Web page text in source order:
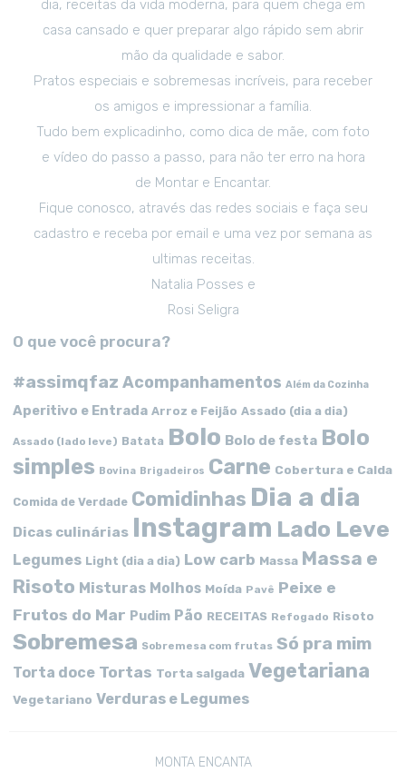
dia, receitas da vida moderna, para quem chega em
casa cansado e quer preparar algo rápido sem abrir
mão da qualidade e sabor.
Pratos especiais e sobremesas incríveis, para receber
os amigos e impressionar a família.
Tudo bem explicadinho, como dica de mãe, com foto
e vídeo do passo a passo, para não ter erro na hora
de Montar e Encantar.
Fique conosco, através das redes sociais e faça seu
cadastro e receba por email e uma vez por semana as
ultimas receitas.
Natalia Posses e
Rosi Seligra
O que você procura?
#assimqfaz Acompanhamentos Além da Cozinha
Aperitivo e Entrada Arroz e Feijão Assado (dia a dia)
Assado (lado leve) Batata Bolo Bolo de festa Bolo
simples Bovina Brigadeiros Carne Cobertura e Calda
Comida de Verdade Comidinhas Dia a dia
Dicas culinárias Instagram Lado Leve
Legumes Light (dia a dia) Low carb Massa Massa e
Risoto Misturas Molhos Moída Pavê Peixe e
Frutos do Mar Pudim Pão RECEITAS Refogado Risoto
Sobremesa Sobremesa com frutas Só pra mim
Torta doce Tortas Torta salgada Vegetariana
Vegetariano Verduras e Legumes
MONTA ENCANTA